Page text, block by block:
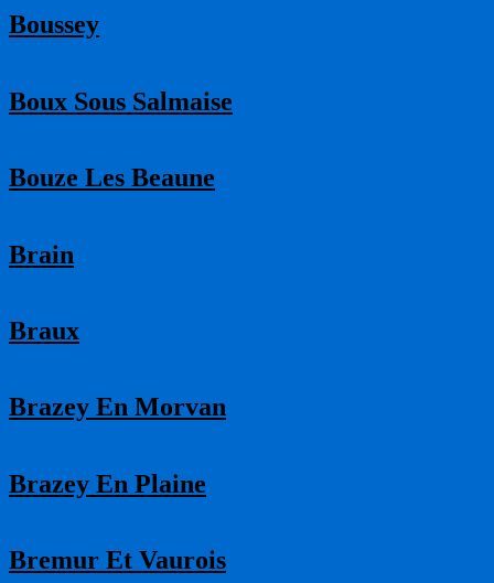
Boussey
Boux Sous Salmaise
Bouze Les Beaune
Brain
Braux
Brazey En Morvan
Brazey En Plaine
Bremur Et Vaurois